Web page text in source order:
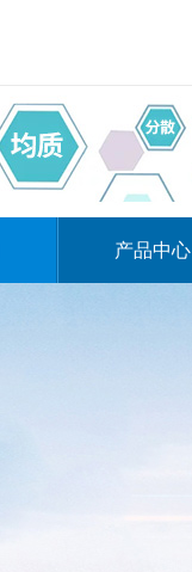
产品中心